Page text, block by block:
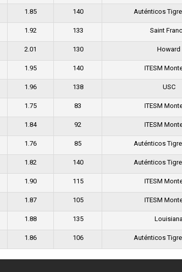
1.85 140 Auténticos
1.92 133 Saint
2.01 130 Howard
1.95 140 ITESM
1.96 138 USC
1.75 83 ITESM
1.84 92 ITESM
1.76 85 Auténticos
1.82 140 Auténticos
1.90 115 ITESM
1.87 105 ITESM
1.88 135
1.86 106 Auténticos